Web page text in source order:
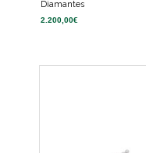
Diamantes
2.200,00€